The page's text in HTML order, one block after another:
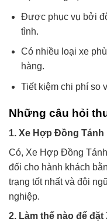
Được phục vụ bởi
tình.
Có nhiều loại xe
hàng.
Tiết kiệm chi phí so
Những câu hỏi
1. Xe Hợp Đồng
Có, Xe Hợp Đồng
đối cho hành khách
trạng tốt nhất và đội
nghiệp.
2. Làm thế nào để